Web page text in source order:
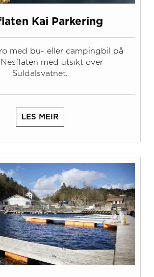
Kai Parkering
med bu- eller campingbil på
med utsikt over
Suldalsvatnet.
LES MEIR